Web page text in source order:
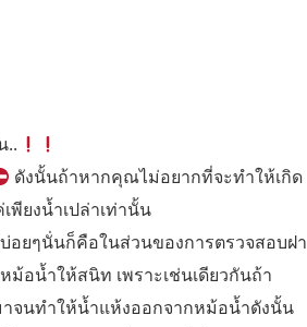
..
ดังนั้นถ้าหากคุณไม่อยากที่จะทำให้เกิด
ยงน้ำเปล่าเท่านั้น
อยๆนั่นก็คือในส่วนของการตรวจสอบฝา
อน้ำให้สนิท เพราะเช่นเดียวกันถ้า
จนทำให้น้ำแห้งออกจากหม้อน้ำดังนั้น